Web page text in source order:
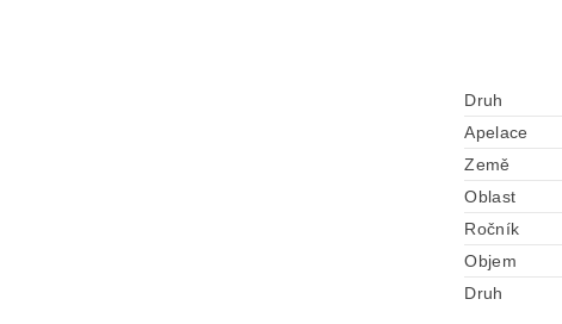
Druh
Apelace
Země
Oblast
Ročník
Objem
Druh